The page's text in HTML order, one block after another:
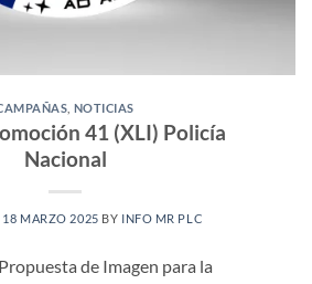
NOTICIAS
41 (XLI) Policía
Nacional
18 MARZO 2025 BY INFO MR PLC
de Imagen para la